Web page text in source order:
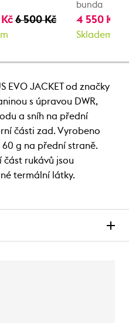
Kč6 500 Kč
bunda
4 550 Kč
Skladem
EVO JACKET od značky
s úpravou DWR,
a sníh na přední
části zad. Vyrobeno
g na přední straně.
část rukávů jsou
termální látky.